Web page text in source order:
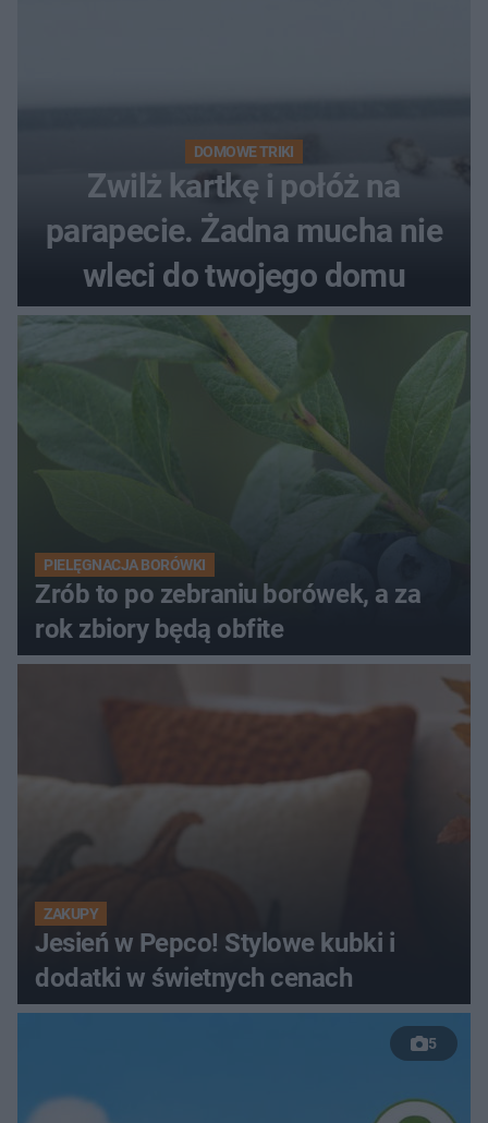
DOMOWE TRIKI
Zwilż kartkę i połóż na
parapecie. Żadna mucha nie
wleci do twojego domu
PIELĘGNACJA BORÓWKI
Zrób to po zebraniu borówek, a za
rok zbiory będą obfite
ZAKUPY
Jesień w Pepco! Stylowe kubki i
dodatki w świetnych cenach
5